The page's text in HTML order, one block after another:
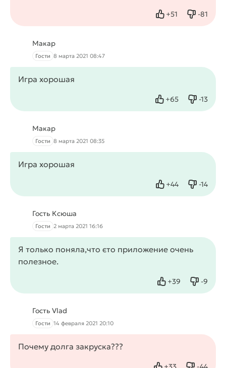
+51
Нравится -81
Не
Макар
Гости 8 марта 2021 08:47
Игра хорошая
+65
Нравится -13
Не
Макар
Гости 8 марта 2021 08:35
Игра хорошая
+44
Нравится -14
Не
Гость Ксюша
Гости 2 марта 2021 16:16
Я только поняла,что єто приложение очень
полезное.
+39
Нравится -9
Не
Гость Vlad
Гости 14 февраля 2021 20:10
Почему долга закруска???